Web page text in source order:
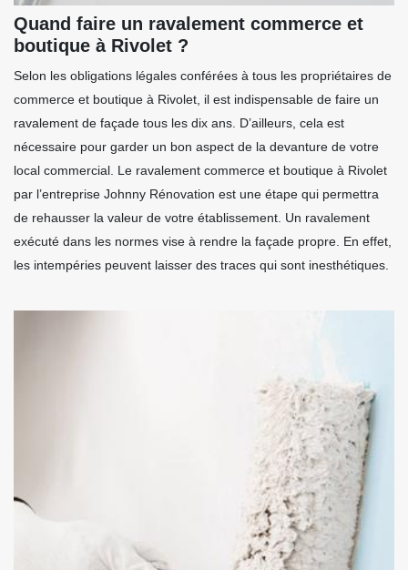
Quand faire un ravalement commerce et
boutique à Rivolet ?
Selon les obligations légales conférées à tous les propriétaires de
commerce et boutique à Rivolet, il est indispensable de faire un
ravalement de façade tous les dix ans. D’ailleurs, cela est
nécessaire pour garder un bon aspect de la devanture de votre
local commercial. Le ravalement commerce et boutique à Rivolet
par l’entreprise Johnny Rénovation est une étape qui permettra
de rehausser la valeur de votre établissement. Un ravalement
exécuté dans les normes vise à rendre la façade propre. En effet,
les intempéries peuvent laisser des traces qui sont inesthétiques.